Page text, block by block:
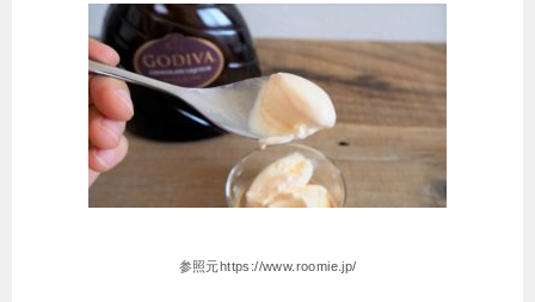
参照元https://www.roomie.jp/